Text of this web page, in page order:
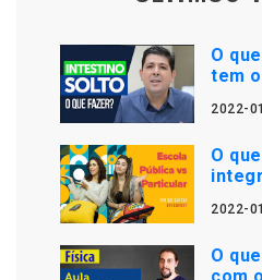
O
tem
2022-
O
2022-
O